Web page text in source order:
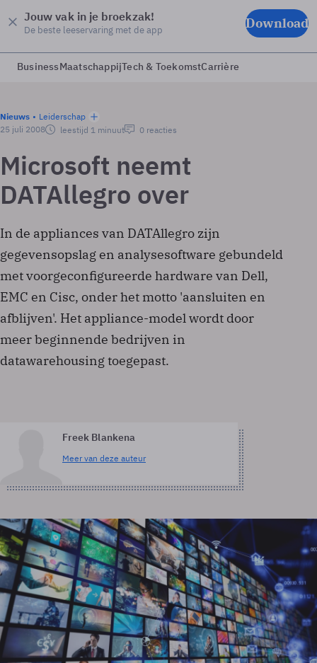
Jouw vak in je broekzak!
De beste leeservaring met de app Download
BusinessMaatschappijTech & ToekomstCarrière
Nieuws
Leiderschap
25 juli 2008
leestijd 1 minuut 0 reacties
Microsoft neemt
DATAllegro over
In de appliances van DATAllegro zijn
gegevensopslag en analysesoftware gebundeld
met voorgeconfigureerde hardware van Dell,
EMC en Cisc, onder het motto 'aansluiten en
afblijven'. Het appliance-model wordt door
meer beginnende bedrijven in
datawarehousing toegepast.
Freek Blankena
Meer van deze auteur